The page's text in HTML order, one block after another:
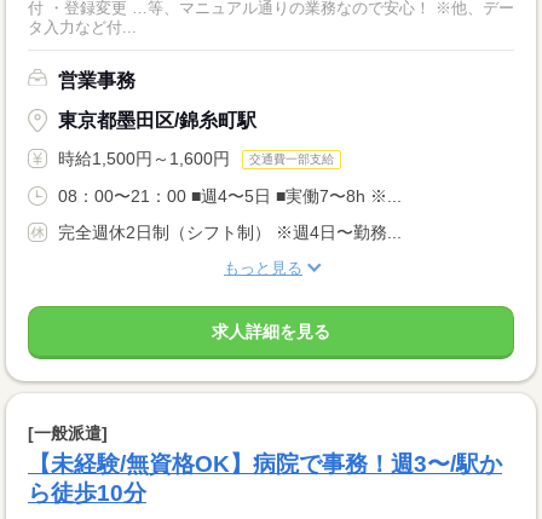
付 ・登録変更 …等、マニュアル通りの業務なので安心！ ※他、デー
タ入力など付...
営業事務
東京都墨田区/錦糸町駅
時給1,500円～1,600円 交通費一部支給
08：00〜21：00 ■週4〜5日 ■実働7〜8h ※...
完全週休2日制（シフト制） ※週4日〜勤務...
もっと見る
求人詳細を見る
[一般派遣]
【未経験/無資格OK】病院で事務！週3〜/駅か
ら徒歩10分